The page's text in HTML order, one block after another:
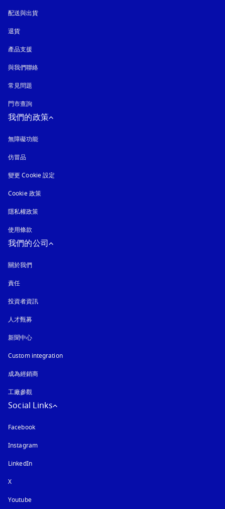
配送與出貨
退貨
產品支援
與我們聯絡
常見問題
門市查詢
我們的政策
無障礙功能
仿冒品
變更 Cookie 設定
Cookie 政策以新標籤頁開啟
隱私權政策
使用條款
我們的公司
關於我們
責任
投資者資訊
人才甄募
新聞中心
Custom integration
成為經銷商
工廠參觀
Social Links
Facebook
Instagram以新標籤頁開啟
LinkedIn
X
Youtube以新標籤頁開啟